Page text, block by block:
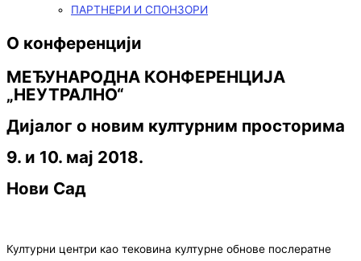
ПАРТНЕРИ И СПОНЗОРИ
О конференцији
МЕЂУНАРОДНА КОНФЕРЕНЦИЈА
„НЕУТРАЛНО“
Дијалог о новим културним просторима
9. и 10. мај 2018.
Нови Сад
Културни центри као тековина културне обнове послератне